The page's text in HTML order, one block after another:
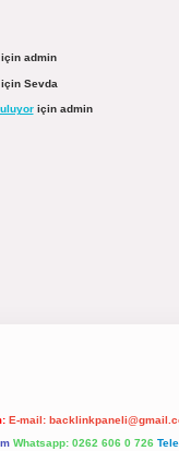
admin
Sevda
için admin
E-mail:
Whatsapp: 0262 606 0 726